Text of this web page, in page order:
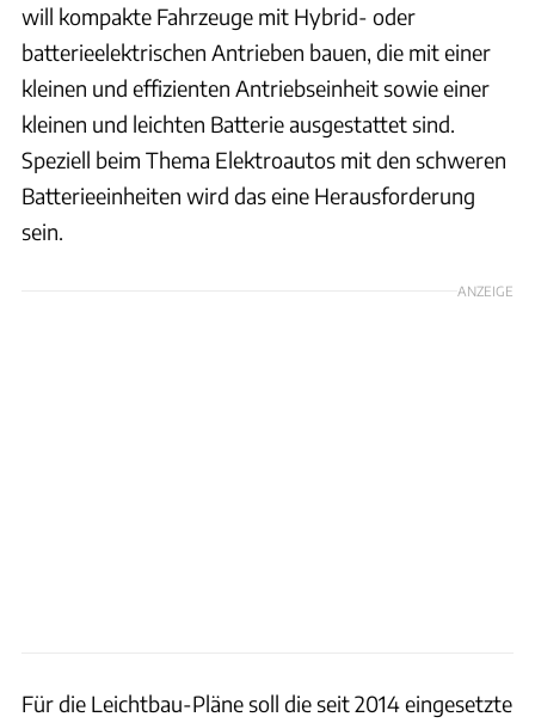
will kompakte Fahrzeuge mit Hybrid- oder
batterieelektrischen Antrieben bauen, die mit einer
kleinen und effizienten Antriebseinheit sowie einer
kleinen und leichten Batterie ausgestattet sind.
Speziell beim Thema Elektroautos mit den schweren
Batterieeinheiten wird das eine Herausforderung
sein.
ANZEIGE
Für die Leichtbau-Pläne soll die seit 2014 eingesetzte